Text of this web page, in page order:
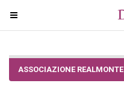
T
o
g
ASSOCIAZIONE REALMONTE